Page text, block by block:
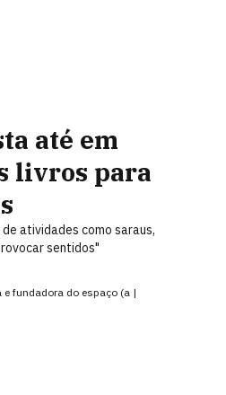
até em
livros para
atividades como saraus,
sentidos"
fundadora do espaço (a |